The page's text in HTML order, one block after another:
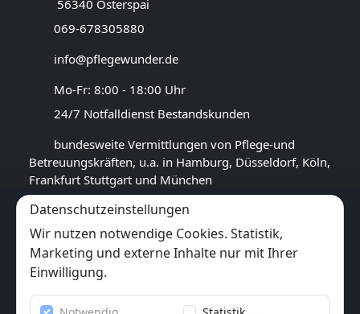
56340 Osterspai
069-678305880
info@pflegewunder.de
Mo-Fr: 8:00 - 18:00 Uhr
24/7 Notfalldienst Bestandskunden
bundesweite Vermittlungen von Pflege-und
Betreuungskräften, u.a. in Hamburg, Düsseldorf, Köln,
Frankfurt Stuttgart und München
GOOGLE BEWERTUNG
4,5 ★★★★★
( 17 Rezensionen)
Datenschutzeinstellungen
Wir nutzen notwendige Cookies. Statistik,
Marketing und externe Inhalte nur mit Ihrer
Einwilligung.